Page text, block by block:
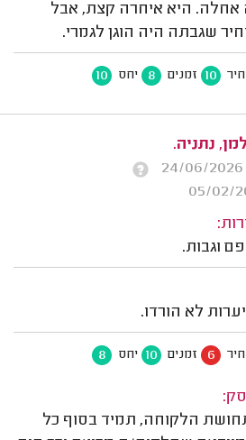
אחלה. היא איחרה קצת, אבל
שגבתה היה הוגן לגמרי.
10 זמנים 8 יחס 10
נתניה.
וגבות.
לא הורדו.
6 זמנים 10 יחס 8
הלקוחה, תמיד בסוף כל